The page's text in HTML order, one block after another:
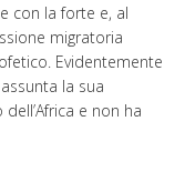
con la forte e, al
migratoria
Evidentemente
la sua
e non ha